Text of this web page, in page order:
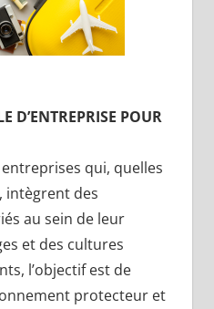
D’ENTREPRISE POUR
qui, quelles
intègrent des
au sein de leur
et des cultures
l’objectif est de
protecteur et